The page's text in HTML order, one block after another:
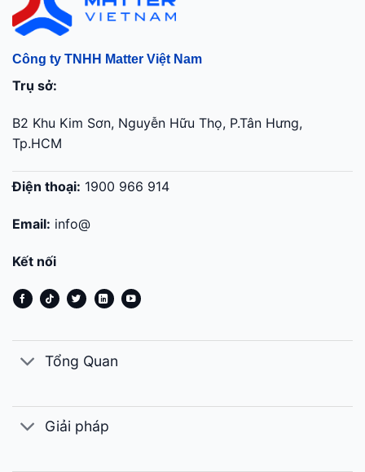
Công ty TNHH Matter Việt Nam
Trụ sở:
B2 Khu Kim Sơn, Nguyễn Hữu Thọ, P.Tân Hưng,
Tp.HCM
Điện thoại: 1900 966 914
Email: info@
Kết nối
Tổng Quan
Giải pháp